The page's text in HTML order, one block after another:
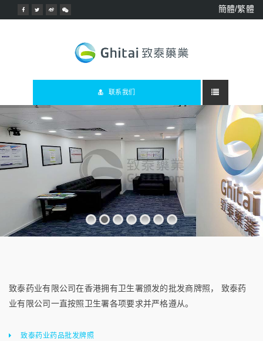
簡體/繁體
联系我们
致泰药业有限公司在香港拥有卫生署颁发的批发商牌照， 致泰药
业有限公司一直按照卫生署各项要求并严格遵从。
致泰药业药品批发牌照